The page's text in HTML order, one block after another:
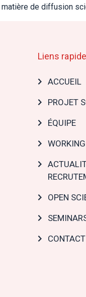
de diffusion
Liens
MainACCUEIL
PROJET
ÉQUIPE
OPEN
CONTACT